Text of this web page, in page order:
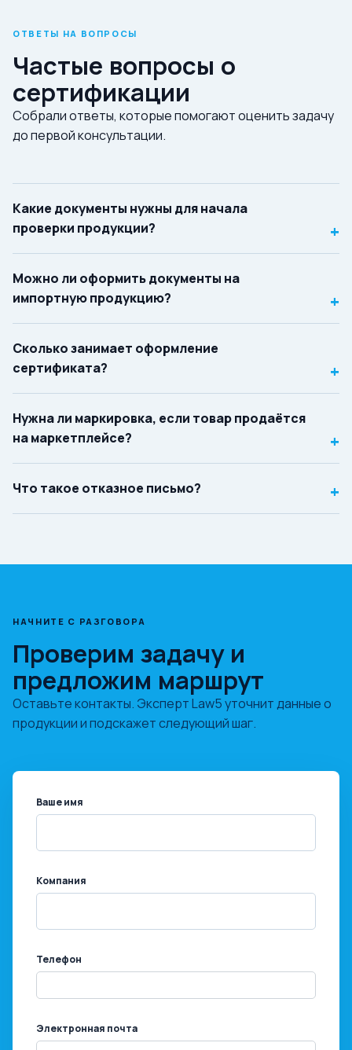
ОТВЕТЫ НА ВОПРОСЫ
Частые вопросы о
сертификации
Собрали ответы, которые помогают оценить задачу
до первой консультации.
Какие документы нужны для начала
проверки продукции?
+
Можно ли оформить документы на
импортную продукцию?
+
Сколько занимает оформление
сертификата?
+
Нужна ли маркировка, если товар продаётся
на маркетплейсе?
+
Что такое отказное письмо? +
НАЧНИТЕ С РАЗГОВОРА
Проверим задачу и
предложим маршрут
Оставьте контакты. Эксперт Law5 уточнит данные о
продукции и подскажет следующий шаг.
Ваше имя
Компания
Телефон
Электронная почта